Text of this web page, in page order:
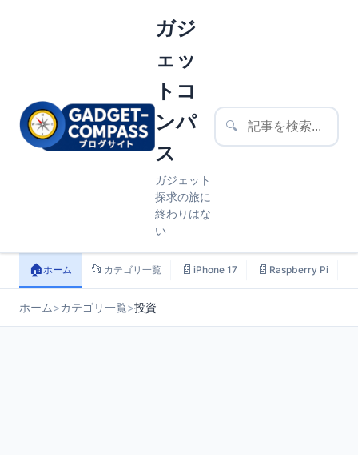
ガジ
ェッ
トコ
ンパ
ス
ガジェット
探求の旅に
終わりはな
い
🔍
🏠ホーム 📂 カテゴリ一覧 📄 iPhone 17 📄 Raspberry Pi
ホーム>カテゴリ一覧>投資